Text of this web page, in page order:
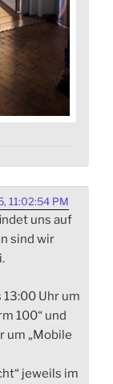
11:02:54 PM
uns auf
sind wir
13:00 Uhr um
100“ und
um „Mobile
jeweils im